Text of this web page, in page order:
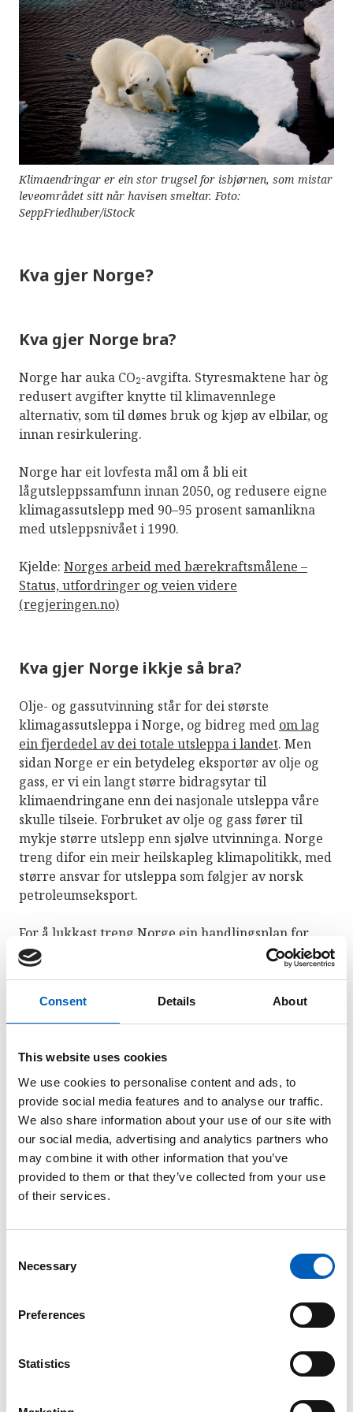
Consent Details About
This website uses cookies
We use cookies to personalise content and ads, to
provide social media features and to analyse our traffic.
We also share information about your use of our site with
our social media, advertising and analytics partners who
may combine it with other information that you’ve
provided to them or that they’ve collected from your use
of their services.
Necessary
Preferences
Statistics
Klimaendringar er ein stor trugsel for isbjørnen, som mistar
leveområdet sitt når havisen smeltar. Foto:
SeppFriedhuber/iStock
Kva gjer Norge?
Kva gjer Norge bra?
Norge har auka CO₂-avgifta. Styresmaktene har òg
redusert avgifter knytte til klimavennlege
alternativ, som til dømes bruk og kjøp av elbilar, og
innan resirkulering.
Norge har eit lovfesta mål om å bli eit
lågutsleppssamfunn innan 2050, og redusere eigne
klimagassutslepp med 90–95 prosent samanlikna
med utsleppsnivået i 1990.
Kjelde: Norges arbeid med bærekraftsmålene –
Status, utfordringer og veien videre
(regjeringen.no)
Kva gjer Norge ikkje så bra?
Olje- og gassutvinning står for dei største
klimagassutsleppa i Norge, og bidreg med om lag
ein fjerdedel av dei totale utsleppa i landet. Men
sidan Norge er ein betydeleg eksportør av olje og
gass, er vi ein langt større bidragsytar til
klimaendringane enn dei nasjonale utsleppa våre
skulle tilseie. Forbruket av olje og gass fører til
mykje større utslepp enn sjølve utvinninga. Norge
treng difor ein meir heilskapleg klimapolitikk, med
større ansvar for utsleppa som følgjer av norsk
petroleumseksport.
For å lukkast treng Norge ein handlingsplan for
korleis vi skal fase ut olje- og gassindustrien på ein
måte som avgrensar arbeidsløyse og tek vare på
Kjelde:Norges arbeid med bærekraftsmålene –
(regjeringen.no)
Kva gjer Norge internasjonalt?
Internasjonalt er Norge ein del av
klimasamarbeidet i Parisavtalen, og har meldt inn
sine nasjonale reduksjonsmål. Norge gjer òg
utviklingssamarbeid.
Mykje av Norge si internasjonale klimasatsing
handlar om å verne regnskogen. Det bidreg til eit
berekraftig utvikling.